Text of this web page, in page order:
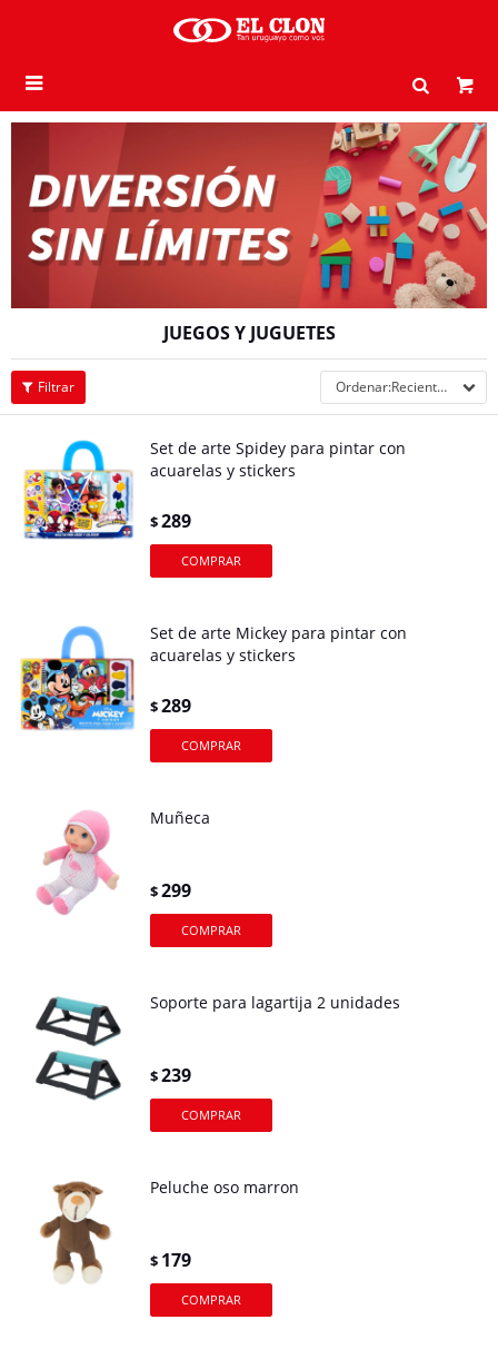

JUEGOS Y JUGUETES
Recientes
Set de arte Spidey para pintar con
acuarelas y stickers
$289
Set de arte Mickey para pintar con
acuarelas y stickers
$289
Muñeca
$299
Soporte para lagartija 2 unidades
$239
Peluche oso marron
$ 179